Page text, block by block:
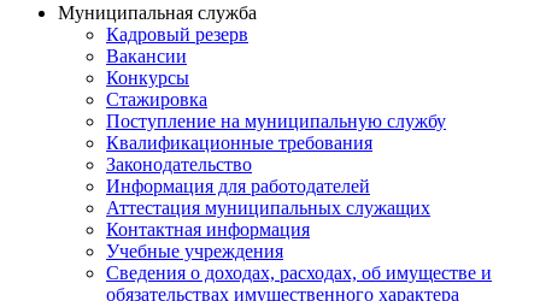
Муниципальная служба
Кадровый резерв
Вакансии
Конкурсы
Стажировка
Поступление на муниципальную службу
Квалификационные требования
Законодательство
Информация для работодателей
Аттестация муниципальных служащих
Контактная информация
Учебные учреждения
Сведения о доходах, расходах, об имуществе и
обязательствах имущественного характера